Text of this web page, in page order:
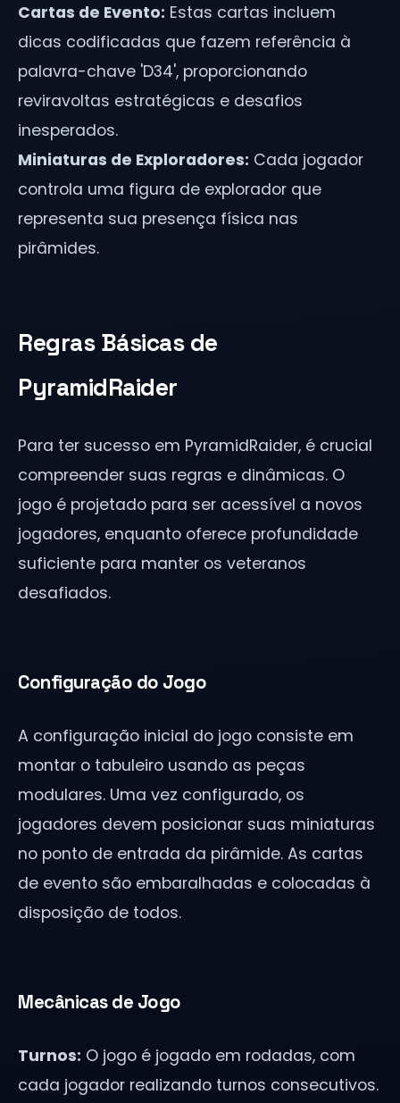
Cartas de Evento: Estas cartas incluem
dicas codificadas que fazem referência à
palavra-chave 'D34', proporcionando
reviravoltas estratégicas e desafios
inesperados.
Miniaturas de Exploradores: Cada jogador
controla uma figura de explorador que
representa sua presença física nas
pirâmides.
Regras Básicas de
PyramidRaider
Para ter sucesso em PyramidRaider, é crucial
compreender suas regras e dinâmicas. O
jogo é projetado para ser acessível a novos
jogadores, enquanto oferece profundidade
suficiente para manter os veteranos
desafiados.
Configuração do Jogo
A configuração inicial do jogo consiste em
montar o tabuleiro usando as peças
modulares. Uma vez configurado, os
jogadores devem posicionar suas miniaturas
no ponto de entrada da pirâmide. As cartas
de evento são embaralhadas e colocadas à
disposição de todos.
Mecânicas de Jogo
Turnos: O jogo é jogado em rodadas, com
cada jogador realizando turnos consecutivos.